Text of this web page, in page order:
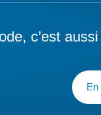
c’est